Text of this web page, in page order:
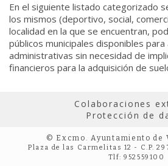
En el siguiente listado categorizado
los mismos (deportivo, social,
localidad en la que se encuentran,
públicos municipales disponibles
administrativas sin necesidad de
financieros para la adquisición de
Colaboraciones
Protección de
© Excmo. Ayuntamiento de
Plaza de las Carmelitas 12 - C.P.
Tlf: 952559100